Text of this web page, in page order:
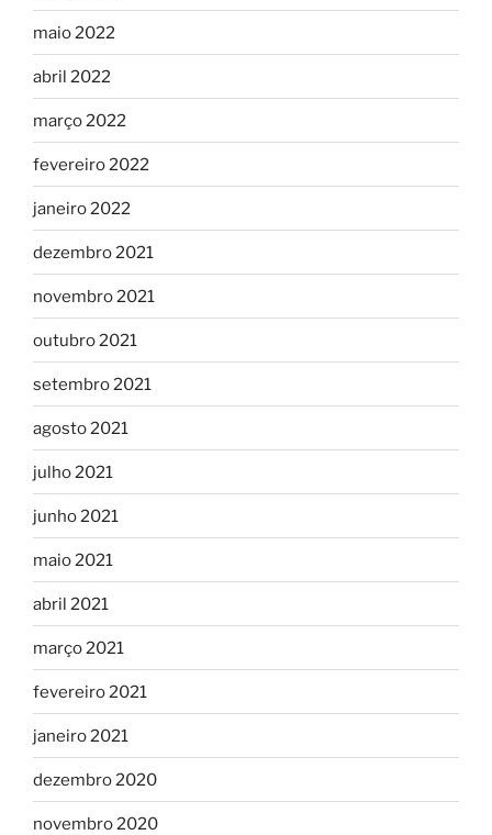
maio 2022
abril 2022
março 2022
fevereiro 2022
janeiro 2022
dezembro 2021
novembro 2021
outubro 2021
setembro 2021
agosto 2021
julho 2021
junho 2021
maio 2021
abril 2021
março 2021
fevereiro 2021
janeiro 2021
dezembro 2020
novembro 2020